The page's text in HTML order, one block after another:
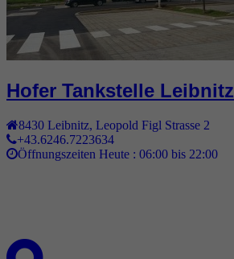
Hofer Tankstelle Leibnitz
8430 Leibnitz Leopold Figl Strasse 2
+43.6246.7223634
Öffnungszeiten Heute : 06:00 bis 22:00